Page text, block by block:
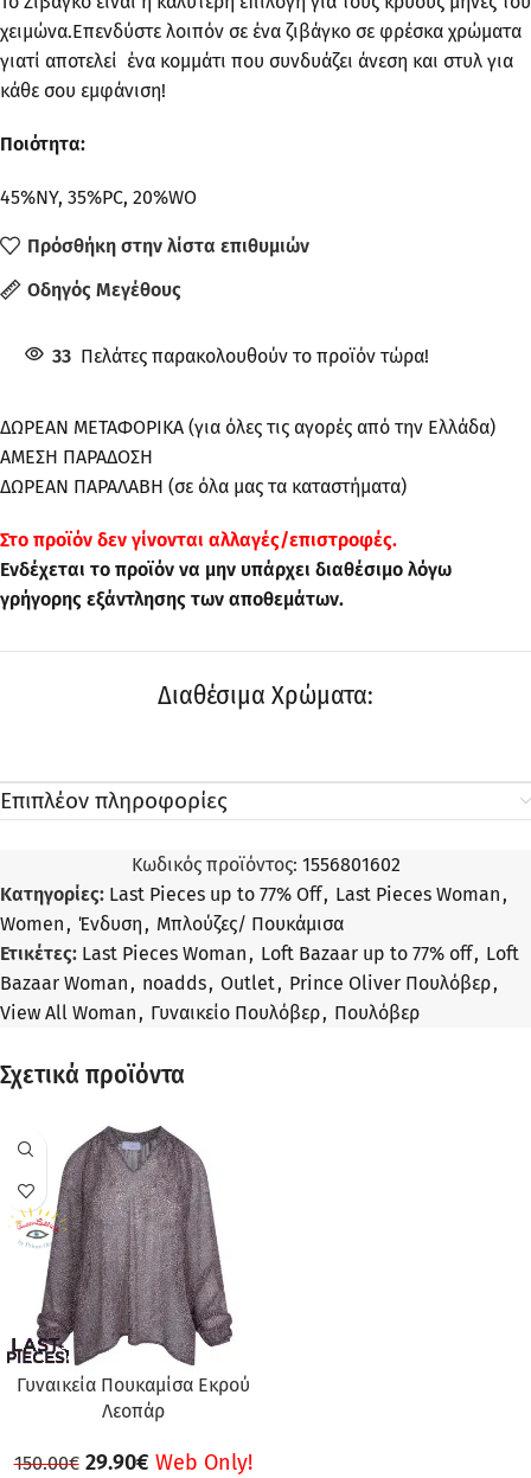
χειμώνα.Επενδύστε λοιπόν σε ένα ζιβάγκο σε φρέσκα χρώματα
γιατί αποτελεί ένα κομμάτι που συνδυάζει άνεση και στυλ για
κάθε σου εμφάνιση!
Ποιότητα:
45%NY, 35%PC, 20%WO
Πρόσθήκη στην λίστα επιθυμιών
Οδηγός Μεγέθους
33 Πελάτες παρακολουθούν το προϊόν τώρα!
ΔΩΡΕΑΝ ΜΕΤΑΦΟΡΙΚΑ (για όλες τις αγορές από την Ελλάδα)
ΑΜΕΣΗ ΠΑΡΑΔΟΣΗ
ΔΩΡΕΑΝ ΠΑΡΑΛΑΒΗ (σε όλα μας τα καταστήματα)
Στo προϊόν δεν γίνονται αλλαγές/επιστροφές.
Ενδέχεται το προϊόν να μην υπάρχει διαθέσιμο λόγω
γρήγορης εξάντλησης των αποθεμάτων.
Διαθέσιμα Χρώματα:
Επιπλέον πληροφορίες
Κωδικός προϊόντος: 1556801602
Κατηγορίες: Last Pieces up to 77% Off, Last Pieces Woman,
Women, Ένδυση, Μπλούζες/ Πουκάμισα
Ετικέτες: Last Pieces Woman, Loft Bazaar up to 77% off, Loft
Bazaar Woman, noadds, Outlet, Prince Oliver Πουλόβερ,
View All Woman, Γυναικείο Πουλόβερ, Πουλόβερ
Σχετικά προϊόντα
ΠΡΟΣΦΟΡΆ
Γυναικεία Πουκαμίσα Εκρού
Λεοπάρ
150.00€ 29.90€ Web Only!